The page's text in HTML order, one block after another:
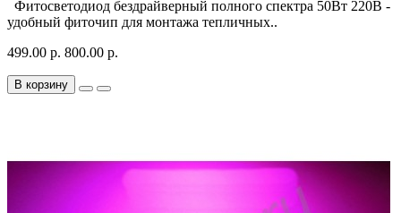
Фитосветодиод бездрайверный полного спектра 50Вт 220В -
удобный фиточип для монтажа тепличных..
499.00 р. 800.00 р.
В корзину